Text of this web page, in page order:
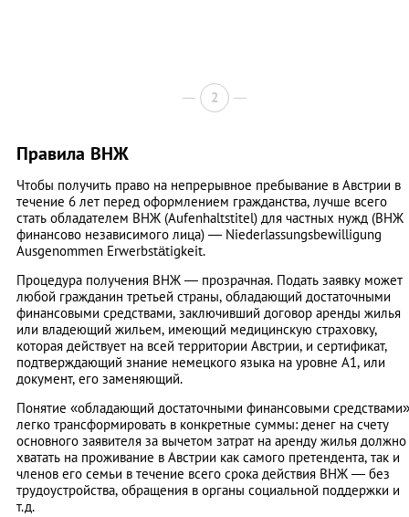
2
Правила ВНЖ
Чтобы получить право на непрерывное пребывание в Австрии в
течение 6 лет перед оформлением гражданства, лучше всего
стать обладателем ВНЖ (Aufenhaltstitel) для частных нужд (ВНЖ
финансово независимого лица) — Niederlassungsbewilligung
Аusgenommen Erwerbstätigkeit.
Процедура получения ВНЖ — прозрачная. Подать заявку может
любой гражданин третьей страны, обладающий достаточными
финансовыми средствами, заключивший договор аренды жилья
или владеющий жильем, имеющий медицинскую страховку,
которая действует на всей территории Австрии, и сертификат,
подтверждающий знание немецкого языка на уровне А1, или
документ, его заменяющий.
Понятие «обладающий достаточными финансовыми средствами»
легко трансформировать в конкретные суммы: денег на счету
основного заявителя за вычетом затрат на аренду жилья должно
хватать на проживание в Австрии как самого претендента, так и
членов его семьи в течение всего срока действия ВНЖ — без
трудоустройства, обращения в органы социальной поддержки и
т.д.